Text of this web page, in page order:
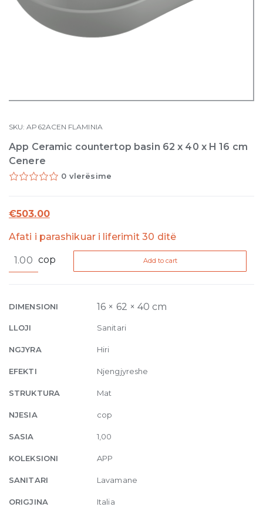
SKU:AP62ACEN FLAMINIA
App Ceramic countertop basin 62 x 40 x H 16 cm
Cenere
0 vlerësime
€503.00
Afati i parashikuar i liferimit 30 ditë
Ceramic
62
40
x
16
cm
quantity
cop Add to cart
DIMENSIONI 16 × 62 × 40 cm
LLOJI Sanitari
NGJYRA Hiri
EFEKTI Njengjyreshe
STRUKTURA Mat
NJESIA cop
SASIA 1,00
KOLEKSIONI APP
SANITARI Lavamane
ORIGJINA Italia